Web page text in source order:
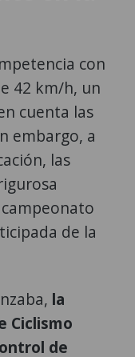
con
42 km/h, un
cuenta las
embargo, a
las
de la
la
Ciclismo
de